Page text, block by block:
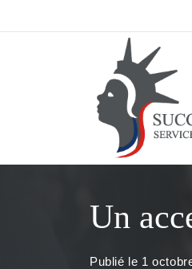
au
Un
Publié le 1